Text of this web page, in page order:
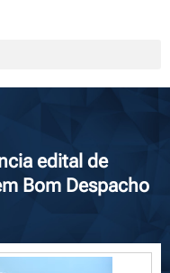
edital de
Bom Despacho